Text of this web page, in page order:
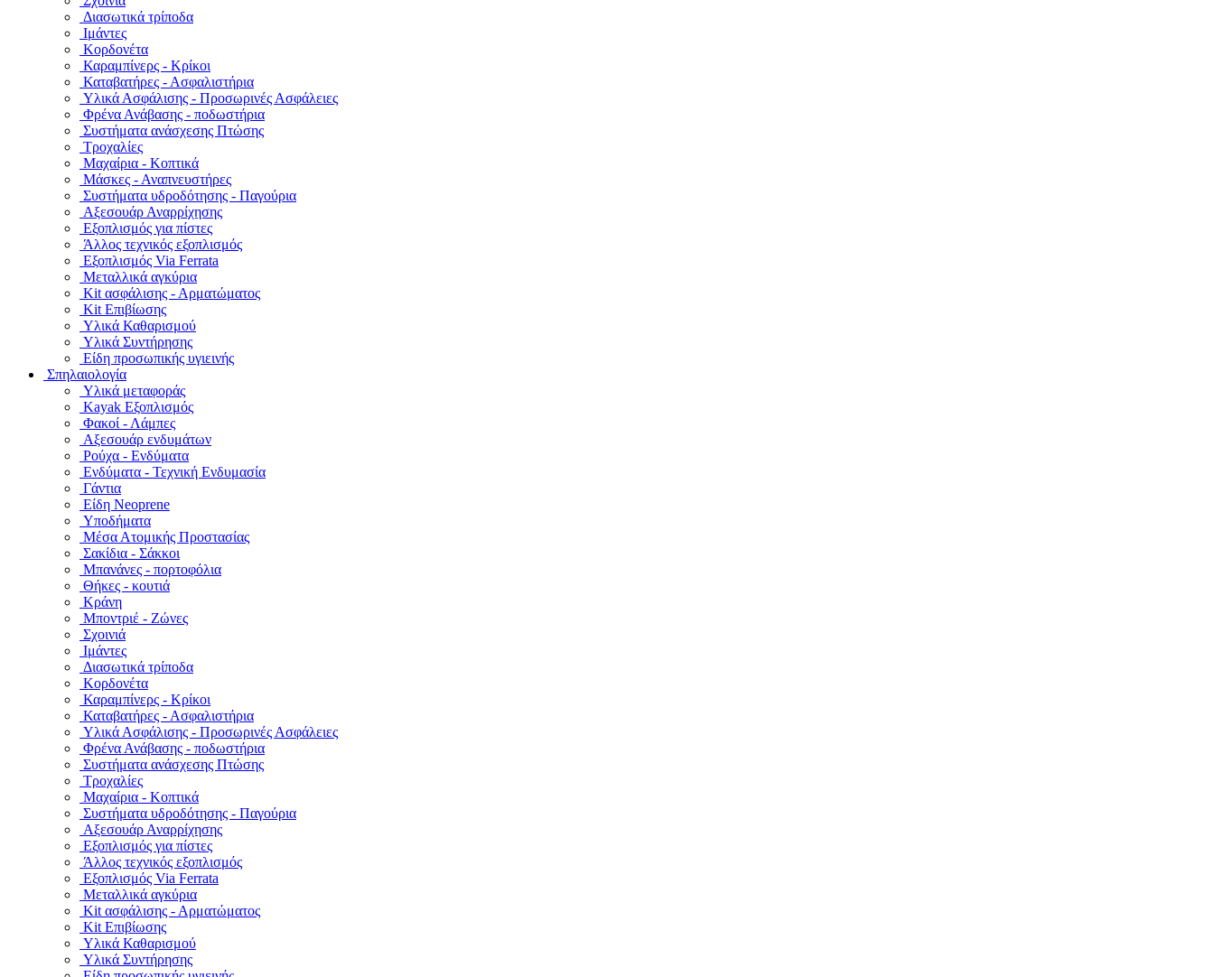
Διασωτικά τρίποδα
Ιμάντες
Κορδονέτα
Καραμπίνερς - Κρίκοι
Καταβατήρες - Ασφαλιστήρια
Υλικά Ασφάλισης - Προσωρινές Ασφάλειες
Φρένα Ανάβασης - ποδωστήρια
Συστήματα ανάσχεσης Πτώσης
Τροχαλίες
Μαχαίρια - Κοπτικά
Μάσκες - Αναπνευστήρες
Συστήματα υδροδότησης - Παγούρια
Αξεσουάρ Αναρρίχησης
Εξοπλισμός για πίστες
Άλλος τεχνικός εξοπλισμός
Εξοπλισμός Via Ferrata
Μεταλλικά αγκύρια
Kit ασφάλισης - Αρματώματος
Kit Επιβίωσης
Υλικά Καθαρισμού
Υλικά Συντήρησης
Είδη προσωπικής υγιεινής
Σπηλαιολογία
Υλικά μεταφοράς
Kayak Εξοπλισμός
Φακοί - Λάμπες
Αξεσουάρ ενδυμάτων
Ρούχα - Ενδύματα
Ενδύματα - Τεχνική Ενδυμασία
Γάντια
Είδη Neoprene
Υποδήματα
Μέσα Ατομικής Προστασίας
Σακίδια - Σάκκοι
Μπανάνες - πορτοφόλια
Θήκες - κουτιά
Κράνη
Μποντριέ - Ζώνες
Σχοινιά
Ιμάντες
Διασωτικά τρίποδα
Κορδονέτα
Καραμπίνερς - Κρίκοι
Καταβατήρες - Ασφαλιστήρια
Υλικά Ασφάλισης - Προσωρινές Ασφάλειες
Φρένα Ανάβασης - ποδωστήρια
Συστήματα ανάσχεσης Πτώσης
Τροχαλίες
Μαχαίρια - Κοπτικά
Συστήματα υδροδότησης - Παγούρια
Αξεσουάρ Αναρρίχησης
Εξοπλισμός για πίστες
Άλλος τεχνικός εξοπλισμός
Εξοπλισμός Via Ferrata
Μεταλλικά αγκύρια
Kit ασφάλισης - Αρματώματος
Kit Επιβίωσης
Υλικά Καθαρισμού
Υλικά Συντήρησης